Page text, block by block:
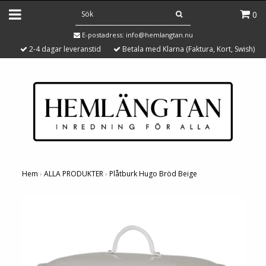
0
E-postadress: info@hemlangtan.nu
2-4 dagar leveranstid Betala med Klarna (Faktura, Kort, Swish)
Hem › ALLA PRODUKTER› Plåtburk Hugo Bröd Beige